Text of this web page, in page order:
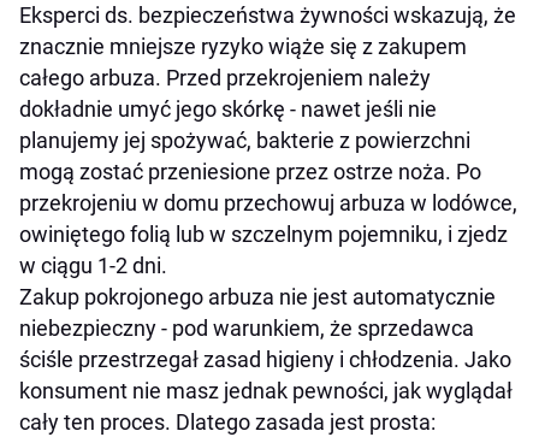
Eksperci ds. bezpieczeństwa żywności wskazują, że
znacznie mniejsze ryzyko wiąże się z zakupem
całego arbuza. Przed przekrojeniem należy
dokładnie umyć jego skórkę - nawet jeśli nie
planujemy jej spożywać, bakterie z powierzchni
mogą zostać przeniesione przez ostrze noża. Po
przekrojeniu w domu przechowuj arbuza w lodówce,
owiniętego folią lub w szczelnym pojemniku, i zjedz
w ciągu 1-2 dni.
Zakup pokrojonego arbuza nie jest automatycznie
niebezpieczny - pod warunkiem, że sprzedawca
ściśle przestrzegał zasad higieny i chłodzenia. Jako
konsument nie masz jednak pewności, jak wyglądał
cały ten proces. Dlatego zasada jest prosta: